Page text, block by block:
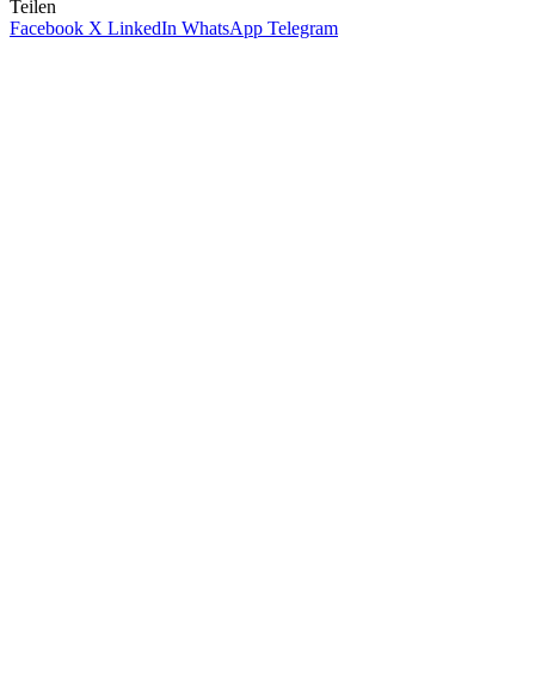
Teilen
Facebook X LinkedIn WhatsApp Telegram